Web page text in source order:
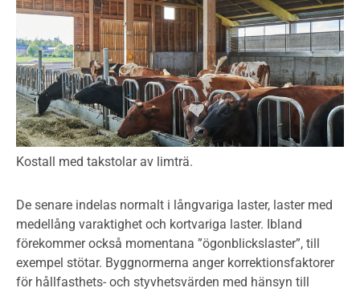
Kostall med takstolar av limträ.
De senare indelas normalt i långvariga laster, laster med
medellång varaktighet och kortvariga laster. Ibland
förekommer också momentana ”ögonblickslaster”, till
exempel stötar. Byggnormerna anger korrektionsfaktorer
för hållfasthets- och styvhetsvärden med hänsyn till